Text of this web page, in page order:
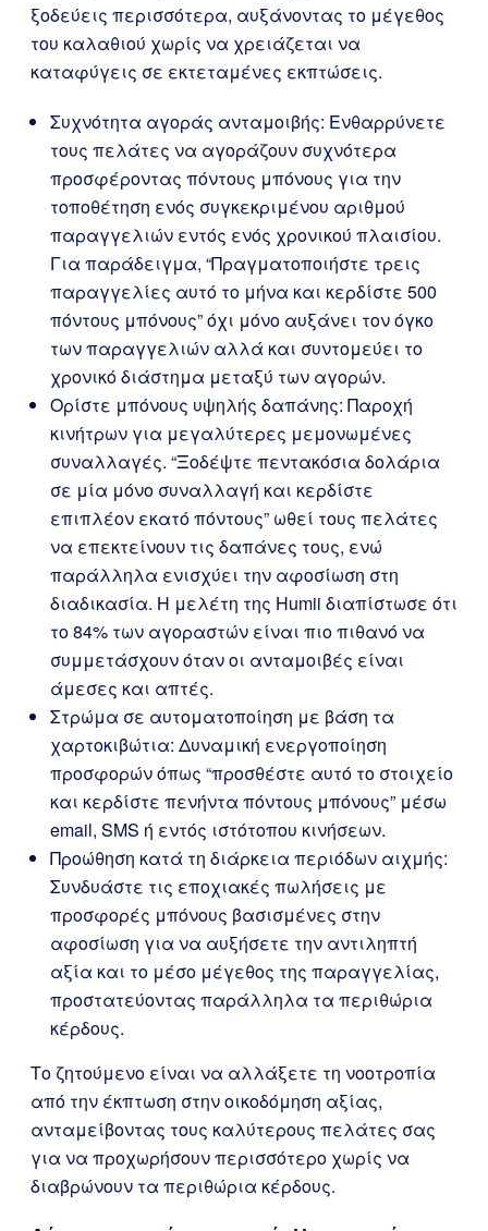
ξοδεύεις περισσότερα, αυξάνοντας το μέγεθος
του καλαθιού χωρίς να χρειάζεται να
καταφύγεις σε εκτεταμένες εκπτώσεις.
Συχνότητα αγοράς ανταμοιβής: Ενθαρρύνετε
τους πελάτες να αγοράζουν συχνότερα
προσφέροντας πόντους μπόνους για την
τοποθέτηση ενός συγκεκριμένου αριθμού
παραγγελιών εντός ενός χρονικού πλαισίου.
Για παράδειγμα, “Πραγματοποιήστε τρεις
παραγγελίες αυτό το μήνα και κερδίστε 500
πόντους μπόνους” όχι μόνο αυξάνει τον όγκο
των παραγγελιών αλλά και συντομεύει το
χρονικό διάστημα μεταξύ των αγορών.
Ορίστε μπόνους υψηλής δαπάνης: Παροχή
κινήτρων για μεγαλύτερες μεμονωμένες
συναλλαγές. “Ξοδέψτε πεντακόσια δολάρια
σε μία μόνο συναλλαγή και κερδίστε
επιπλέον εκατό πόντους” ωθεί τους πελάτες
να επεκτείνουν τις δαπάνες τους, ενώ
παράλληλα ενισχύει την αφοσίωση στη
διαδικασία. Η μελέτη της Humii διαπίστωσε ότι
το 84% των αγοραστών είναι πιο πιθανό να
συμμετάσχουν όταν οι ανταμοιβές είναι
άμεσες και απτές.
Στρώμα σε αυτοματοποίηση με βάση τα
χαρτοκιβώτια: Δυναμική ενεργοποίηση
προσφορών όπως “προσθέστε αυτό το στοιχείο
και κερδίστε πενήντα πόντους μπόνους” μέσω
email, SMS ή εντός ιστότοπου κινήσεων.
Προώθηση κατά τη διάρκεια περιόδων αιχμής:
Συνδυάστε τις εποχιακές πωλήσεις με
προσφορές μπόνους βασισμένες στην
αφοσίωση για να αυξήσετε την αντιληπτή
αξία και το μέσο μέγεθος της παραγγελίας,
προστατεύοντας παράλληλα τα περιθώρια
κέρδους.
Το ζητούμενο είναι να αλλάξετε τη νοοτροπία
από την έκπτωση στην οικοδόμηση αξίας,
ανταμείβοντας τους καλύτερους πελάτες σας
για να προχωρήσουν περισσότερο χωρίς να
διαβρώνουν τα περιθώρια κέρδους.